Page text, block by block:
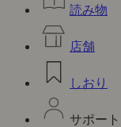
読み物
店舗
しおり
サポート